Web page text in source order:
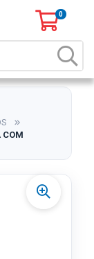
0
COM